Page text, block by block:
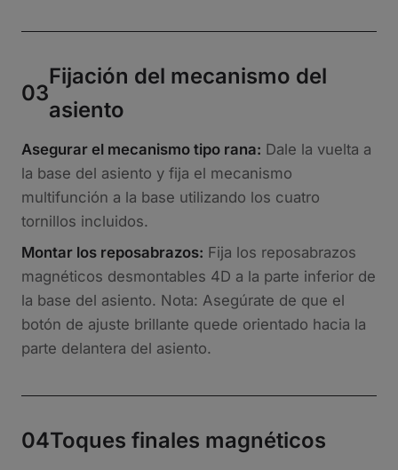
03
Fijación del mecanismo del
asiento
Asegurar el mecanismo tipo rana: Dale la vuelta a
la base del asiento y fija el mecanismo
multifunción a la base utilizando los cuatro
tornillos incluidos.
Montar los reposabrazos: Fija los reposabrazos
magnéticos desmontables 4D a la parte inferior de
la base del asiento. Nota: Asegúrate de que el
botón de ajuste brillante quede orientado hacia la
parte delantera del asiento.
04Toques finales magnéticos